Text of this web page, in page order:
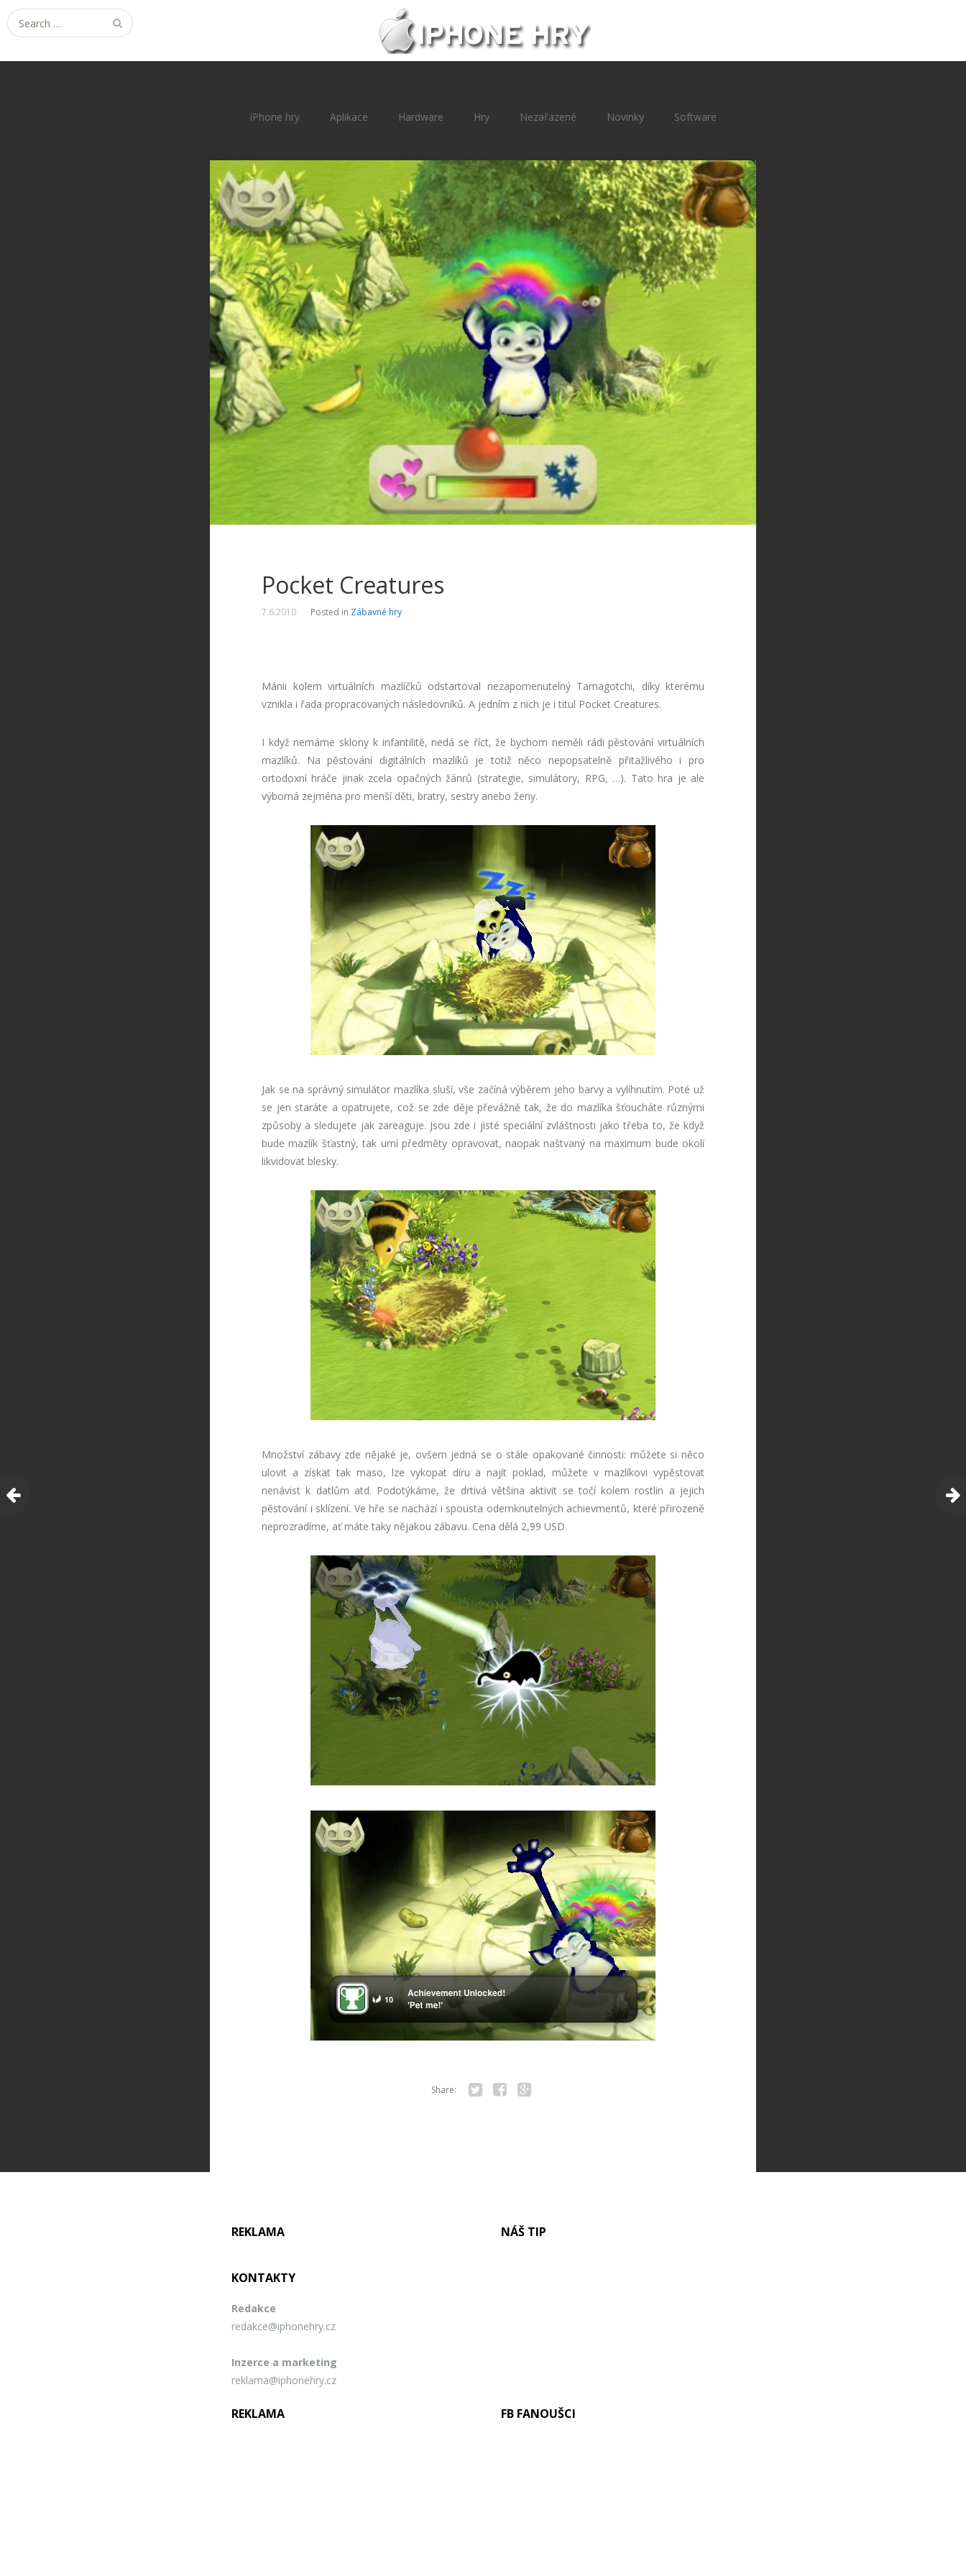
Search
for:
iPhone hry Aplikace Hardware Hry Nezařazené Novinky Software
Pocket Creatures
7.6.2010 Posted in Zábavné hry
Mánii kolem virtuálních mazlíčků odstartoval nezapomenutelný Tamagotchi, díky kterému
vznikla i řada propracovaných následovníků. A jedním z nich je i titul Pocket Creatures.
I když nemáme sklony k infantilitě, nedá se říct, že bychom neměli rádi pěstování virtuálních
mazlíků. Na pěstování digitálních mazlíků je totiž něco nepopsatelně přitažlivého i pro
ortodoxní hráče jinak zcela opačných žánrů (strategie, simulátory, RPG, …). Tato hra je ale
výborná zejména pro menší děti, bratry, sestry anebo ženy.
Jak se na správný simulátor mazlíka sluší, vše začíná výběrem jeho barvy a vylíhnutím. Poté už
se jen staráte a opatrujete, což se zde děje převážně tak, že do mazlíka šťoucháte různými
způsoby a sledujete jak zareaguje. Jsou zde i jisté speciální zvláštnosti jako třeba to, že když
bude mazlík šťastný, tak umí předměty opravovat, naopak naštvaný na maximum bude okolí
likvidovat blesky.
Množství zábavy zde nějaké je, ovšem jedná se o stále opakované činnosti: můžete si něco
ulovit a získat tak maso, lze vykopat díru a najít poklad, můžete v mazlíkovi vypěstovat
nenávist k datlům atd. Podotýkáme, že drtivá většina aktivit se točí kolem rostlin a jejich
pěstování i sklízení. Ve hře se nachází i spousta odemknutelných achievmentů, které přirozeně
neprozradíme, ať máte taky nějakou zábavu. Cena dělá 2,99 USD.
Share:
REKLAMA NÁŠ TIP
KONTAKTY
Redakce
redakce@iphonehry.cz
Inzerce a marketing
reklama@iphonehry.cz
REKLAMA FB FANOUŠCI